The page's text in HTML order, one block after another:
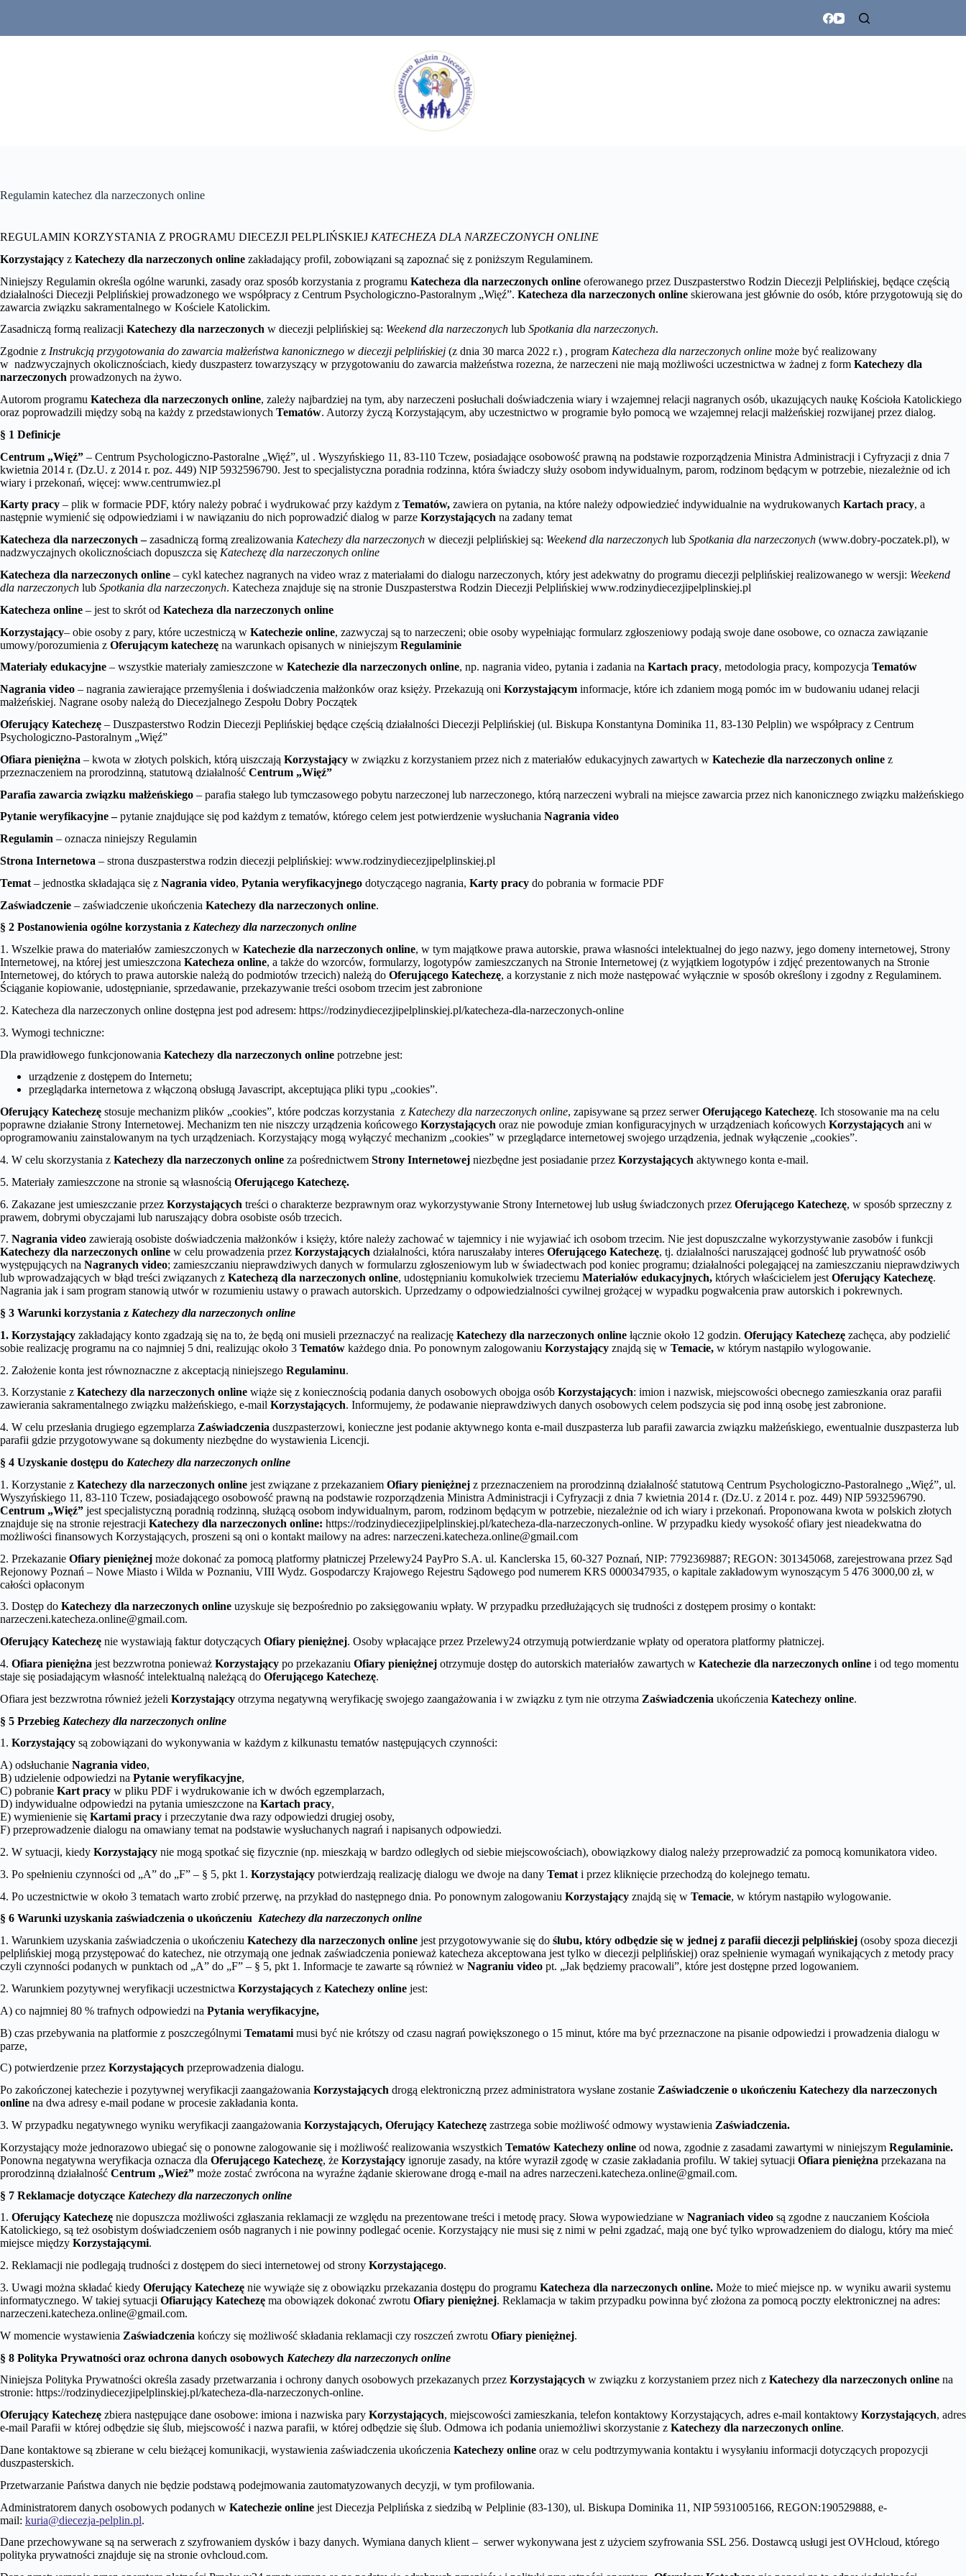
Regulamin katechez dla narzeczonych online
REGULAMIN KORZYSTANIA Z PROGRAMU DIECEZJI PELPLIŃSKIEJ KATECHEZA DLA NARZECZONYCH ONLINE
Korzystający z Katechezy dla narzeczonych online zakładający profil, zobowiązani są zapoznać się z poniższym Regulaminem.
Niniejszy Regulamin określa ogólne warunki, zasady oraz sposób korzystania z programu Katecheza dla narzeczonych online oferowanego przez Duszpasterstwo Rodzin Diecezji Pelplińskiej, będące częścią
działalności Diecezji Pelplińskiej prowadzonego we współpracy z Centrum Psychologiczno-Pastoralnym „Więź”. Katecheza dla narzeczonych online skierowana jest głównie do osób, które przygotowują się do
zawarcia związku sakramentalnego w Kościele Katolickim.
Zasadniczą formą realizacji Katechezy dla narzeczonych w diecezji pelplińskiej są: Weekend dla narzeczonych lub Spotkania dla narzeczonych.
Zgodnie z Instrukcją przygotowania do zawarcia małżeństwa kanonicznego w diecezji pelplińskiej (z dnia 30 marca 2022 r.) , program Katecheza dla narzeczonych online może być realizowany
w nadzwyczajnych okolicznościach, kiedy duszpasterz towarzyszący w przygotowaniu do zawarcia małżeństwa rozezna, że narzeczeni nie mają możliwości uczestnictwa w żadnej z form Katechezy dla
narzeczonych prowadzonych na żywo.
Autorom programu Katecheza dla narzeczonych online, zależy najbardziej na tym, aby narzeczeni posłuchali doświadczenia wiary i wzajemnej relacji nagranych osób, ukazujących naukę Kościoła Katolickiego
oraz poprowadzili między sobą na każdy z przedstawionych Tematów. Autorzy życzą Korzystającym, aby uczestnictwo w programie było pomocą we wzajemnej relacji małżeńskiej rozwijanej przez dialog.
§ 1 Definicje
Centrum „Więź” – Centrum Psychologiczno-Pastoralne „Więź”, ul . Wyszyńskiego 11, 83-110 Tczew, posiadające osobowość prawną na podstawie rozporządzenia Ministra Administracji i Cyfryzacji z dnia 7
kwietnia 2014 r. (Dz.U. z 2014 r. poz. 449) NIP 5932596790. Jest to specjalistyczna poradnia rodzinna, która świadczy służy osobom indywidualnym, parom, rodzinom będącym w potrzebie, niezależnie od ich
wiary i przekonań, więcej: www.centrumwiez.pl
Karty pracy – plik w formacie PDF, który należy pobrać i wydrukować przy każdym z Tematów, zawiera on pytania, na które należy odpowiedzieć indywidualnie na wydrukowanych Kartach pracy, a
następnie wymienić się odpowiedziami i w nawiązaniu do nich poprowadzić dialog w parze Korzystających na zadany temat
Katecheza dla narzeczonych –zasadniczą formą zrealizowania Katechezy dla narzeczonych w diecezji pelplińskiej są: Weekend dla narzeczonych lub Spotkania dla narzeczonych (www.dobry-poczatek.pl), w
nadzwyczajnych okolicznościach dopuszcza się Katechezę dla narzeczonych online
Katecheza dla narzeczonych online – cykl katechez nagranych na video wraz z materiałami do dialogu narzeczonych, który jest adekwatny do programu diecezji pelplińskiej realizowanego w wersji: Weekend
dla narzeczonych lub Spotkania dla narzeczonych. Katecheza znajduje się na stronie Duszpasterstwa Rodzin Diecezji Pelplińskiej www.rodzinydiecezjipelplinskiej.pl
Katecheza online – jest to skrót od Katecheza dla narzeczonych online
Korzystający– obie osoby z pary, które uczestniczą w Katechezie online, zazwyczaj są to narzeczeni; obie osoby wypełniając formularz zgłoszeniowy podają swoje dane osobowe, co oznacza zawiązanie
umowy/porozumienia z Oferującym katechezę na warunkach opisanych w niniejszym Regulaminie
Materiały edukacyjne – wszystkie materiały zamieszczone w Katechezie dla narzeczonych online, np. nagrania video, pytania i zadania na Kartach pracy, metodologia pracy, kompozycja Tematów
Nagrania video – nagrania zawierające przemyślenia i doświadczenia małżonków oraz księży. Przekazują oni Korzystającym informacje, które ich zdaniem mogą pomóc im w budowaniu udanej relacji
małżeńskiej. Nagrane osoby należą do Diecezjalnego Zespołu Dobry Początek
Oferujący Katechezę – Duszpasterstwo Rodzin Diecezji Peplińskiej będące częścią działalności Diecezji Pelplińskiej (ul. Biskupa Konstantyna Dominika 11, 83-130 Pelplin) we współpracy z Centrum
Psychologiczno-Pastoralnym „Więź”
Ofiara pieniężna – kwota w złotych polskich, którą uiszczają Korzystający w związku z korzystaniem przez nich z materiałów edukacyjnych zawartych w Katechezie dla narzeczonych online z
przeznaczeniem na prorodzinną, statutową działalność Centrum „Więź”
Parafia zawarcia związku małżeńskiego – parafia stałego lub tymczasowego pobytu narzeczonej lub narzeczonego, którą narzeczeni wybrali na miejsce zawarcia przez nich kanonicznego związku małżeńskiego
Pytanie weryfikacyjne –pytanie znajdujące się pod każdym z tematów, którego celem jest potwierdzenie wysłuchania Nagrania video
Regulamin – oznacza niniejszy Regulamin
Strona Internetowa – strona duszpasterstwa rodzin diecezji pelplińskiej: www.rodzinydiecezjipelplinskiej.pl
Temat – jednostka składająca się z Nagrania video, Pytania weryfikacyjnego dotyczącego nagrania, Karty pracy do pobrania w formacie PDF
Zaświadczenie – zaświadczenie ukończenia Katechezy dla narzeczonych online.
§ 2 Postanowienia ogólne korzystania z Katechezy dla narzeczonych online
1. Wszelkie prawa do materiałów zamieszczonych w Katechezie dla narzeczonych online, w tym majątkowe prawa autorskie, prawa własności intelektualnej do jego nazwy, jego domeny internetowej, Strony
Internetowej, na której jest umieszczona Katecheza online, a także do wzorców, formularzy, logotypów zamieszczanych na Stronie Internetowej (z wyjątkiem logotypów i zdjęć prezentowanych na Stronie
Internetowej, do których to prawa autorskie należą do podmiotów trzecich) należą do Oferującego Katechezę, a korzystanie z nich może następować wyłącznie w sposób określony i zgodny z Regulaminem.
Ściąganie kopiowanie, udostępnianie, sprzedawanie, przekazywanie treści osobom trzecim jest zabronione
2. Katecheza dla narzeczonych online dostępna jest pod adresem: https://rodzinydiecezjipelplinskiej.pl/katecheza-dla-narzeczonych-online
3. Wymogi techniczne:
Dla prawidłowego funkcjonowania Katechezy dla narzeczonych online potrzebne jest:
urządzenie z dostępem do Internetu;
przeglądarka internetowa z włączoną obsługą Javascript, akceptująca pliki typu „cookies”.
Oferujący Katechezę stosuje mechanizm plików „cookies”, które podczas korzystania z Katechezy dla narzeczonych online, zapisywane są przez serwerOferującego Katechezę. Ich stosowanie ma na celu
poprawne działanie Strony Internetowej. Mechanizm ten nie niszczy urządzenia końcowego Korzystających oraz nie powoduje zmian konfiguracyjnych w urządzeniach końcowych Korzystających ani w
oprogramowaniu zainstalowanym na tych urządzeniach. Korzystający mogą wyłączyć mechanizm „cookies” w przeglądarce internetowej swojego urządzenia, jednak wyłączenie „cookies”.
4. W celu skorzystania z Katechezy dla narzeczonych online za pośrednictwem Strony Internetowej niezbędne jest posiadanie przez Korzystających aktywnego konta e-mail.
5. Materiały zamieszczone na stronie są własnością Oferującego Katechezę.
6. Zakazane jest umieszczanie przez Korzystających treści o charakterze bezprawnym oraz wykorzystywanie Strony Internetowej lub usług świadczonych przez Oferującego Katechezę, w sposób sprzeczny z
prawem, dobrymi obyczajami lub naruszający dobra osobiste osób trzecich.
7. Nagrania video zawierają osobiste doświadczenia małżonków i księży, które należy zachować w tajemnicy i nie wyjawiać ich osobom trzecim. Nie jest dopuszczalne wykorzystywanie zasobów i funkcji
Katechezy dla narzeczonych online w celu prowadzenia przez Korzystających działalności, która naruszałaby interes Oferującego Katechezę, tj. działalności naruszającej godność lub prywatność osób
występujących na Nagranych video; zamieszczaniu nieprawdziwych danych w formularzu zgłoszeniowym lub w świadectwach pod koniec programu; działalności polegającej na zamieszczaniu nieprawdziwych
lub wprowadzających w błąd treści związanych z Katechezą dla narzeczonych online, udostępnianiu komukolwiek trzeciemu Materiałów edukacyjnych, których właścicielem jest Oferujący Katechezę.
Nagrania jak i sam program stanowią utwór w rozumieniu ustawy o prawach autorskich. Uprzedzamy o odpowiedzialności cywilnej grożącej w wypadku pogwałcenia praw autorskich i pokrewnych.
§ 3 Warunki korzystania z Katechezy dla narzeczonych online
1. Korzystający zakładający konto zgadzają się na to, że będą oni musieli przeznaczyć na realizację Katechezy dla narzeczonych online łącznie około 12 godzin. Oferujący Katechezę zachęca, aby podzielić
sobie realizację programu na co najmniej 5 dni, realizując około 3 Tematów każdego dnia. Po ponownym zalogowaniu Korzystający znajdą się w Temacie, w którym nastąpiło wylogowanie.
2. Założenie konta jest równoznaczne z akceptacją niniejszego Regulaminu.
3. Korzystanie z Katechezy dla narzeczonych online wiąże się z koniecznością podania danych osobowych obojga osób Korzystających: imion i nazwisk, miejscowości obecnego zamieszkania oraz parafii
zawierania sakramentalnego związku małżeńskiego, e-mail Korzystających. Informujemy, że podawanie nieprawdziwych danych osobowych celem podszycia się pod inną osobę jest zabronione.
4. W celu przesłania drugiego egzemplarza Zaświadczenia duszpasterzowi, konieczne jest podanie aktywnego konta e-mail duszpasterza lub parafii zawarcia związku małżeńskiego, ewentualnie duszpasterza lub
parafii gdzie przygotowywane są dokumenty niezbędne do wystawienia Licencji.
§ 4 Uzyskanie dostępu do Katechezy dla narzeczonych online
1. Korzystanie z Katechezy dla narzeczonych online jest związane z przekazaniem Ofiary pieniężnej z przeznaczeniem na prorodzinną działalność statutową Centrum Psychologiczno-Pastoralnego „Więź”, ul.
Wyszyńskiego 11, 83-110 Tczew, posiadającego osobowość prawną na podstawie rozporządzenia Ministra Administracji i Cyfryzacji z dnia 7 kwietnia 2014 r. (Dz.U. z 2014 r. poz. 449) NIP 5932596790.
Centrum „Więź” jest specjalistyczną poradnią rodzinną, służącą osobom indywidualnym, parom, rodzinom będącym w potrzebie, niezależnie od ich wiary i przekonań. Proponowana kwota w polskich złotych
znajduje się na stronie rejestracji Katechezy dla narzeczonych online: https://rodzinydiecezjipelplinskiej.pl/katecheza-dla-narzeczonych-online. W przypadku kiedy wysokość ofiary jest nieadekwatna do
możliwości finansowych Korzystających, proszeni są oni o kontakt mailowy na adres: narzeczeni.katecheza.online@gmail.com
2. Przekazanie Ofiary pieniężnej może dokonać za pomocą platformy płatniczej Przelewy24 PayPro S.A. ul. Kanclerska 15, 60-327 Poznań, NIP: 7792369887; REGON: 301345068, zarejestrowana przez Sąd
Rejonowy Poznań – Nowe Miasto i Wilda w Poznaniu, VIII Wydz. Gospodarczy Krajowego Rejestru Sądowego pod numerem KRS 0000347935, o kapitale zakładowym wynoszącym 5 476 3000,00 zł, w
całości opłaconym
3. Dostęp do Katechezy dla narzeczonych online uzyskuje się bezpośrednio po zaksięgowaniu wpłaty. W przypadku przedłużających się trudności z dostępem prosimy o kontakt:
narzeczeni.katecheza.online@gmail.com.
Oferujący Katechezę nie wystawiają faktur dotyczących Ofiary pieniężnej. Osoby wpłacające przez Przelewy24 otrzymują potwierdzanie wpłaty od operatora platformy płatniczej.
4. Ofiara pieniężna jest bezzwrotna ponieważ Korzystający po przekazaniu Ofiary pieniężnej otrzymuje dostęp do autorskich materiałów zawartych w Katechezie dla narzeczonych online i od tego momentu
staje się posiadającym własność intelektualną należącą do Oferującego Katechezę.
Ofiara jest bezzwrotna również jeżeli Korzystający otrzyma negatywną weryfikację swojego zaangażowania i w związku z tym nie otrzyma Zaświadczenia ukończenia Katechezy online.
§ 5 Przebieg Katechezy dla narzeczonych online
1. Korzystający są zobowiązani do wykonywania w każdym z kilkunastu tematów następujących czynności:
A) odsłuchanie Nagrania video,
B) udzielenie odpowiedzi na Pytanie weryfikacyjne,
C) pobranie Kart pracy w pliku PDF i wydrukowanie ich w dwóch egzemplarzach,
D) indywidualne odpowiedzi na pytania umieszczone na Kartach pracy,
E) wymienienie się Kartami pracy i przeczytanie dwa razy odpowiedzi drugiej osoby,
F) przeprowadzenie dialogu na omawiany temat na podstawie wysłuchanych nagrań i napisanych odpowiedzi.
2. W sytuacji, kiedy Korzystający nie mogą spotkać się fizycznie (np. mieszkają w bardzo odległych od siebie miejscowościach), obowiązkowy dialog należy przeprowadzić za pomocą komunikatora video.
3. Po spełnieniu czynności od „A” do „F” – § 5, pkt 1. Korzystający potwierdzają realizację dialogu we dwoje na dany Temat i przez kliknięcie przechodzą do kolejnego tematu.
4. Po uczestnictwie w około 3 tematach warto zrobić przerwę, na przykład do następnego dnia. Po ponownym zalogowaniu Korzystający znajdą się w Temacie, w którym nastąpiło wylogowanie.
§ 6 Warunki uzyskania zaświadczenia o ukończeniu Katechezy dla narzeczonych online
1. Warunkiem uzyskania zaświadczenia o ukończeniu Katechezy dla narzeczonych online jest przygotowywanie się do ślubu, który odbędzie się w jednej z parafii diecezji pelplińskiej (osoby spoza diecezji
pelplińskiej mogą przystępować do katechez, nie otrzymają one jednak zaświadczenia ponieważ katecheza akceptowana jest tylko w diecezji pelplińskiej) oraz spełnienie wymagań wynikających z metody pracy
czyli czynności podanych w punktach od „A” do „F” – § 5, pkt 1. Informacje te zawarte są również w Nagraniu video pt. „Jak będziemy pracowali”, które jest dostępne przed logowaniem.
2. Warunkiem pozytywnej weryfikacji uczestnictwa Korzystających z Katechezy online jest:
A) co najmniej 80 % trafnych odpowiedzi na Pytania weryfikacyjne,
B) czas przebywania na platformie z poszczególnymi Tematami musi być nie krótszy od czasu nagrań powiększonego o 15 minut, które ma być przeznaczone na pisanie odpowiedzi i prowadzenia dialogu w
parze,
C) potwierdzenie przez Korzystających przeprowadzenia dialogu.
Po zakończonej katechezie i pozytywnej weryfikacji zaangażowania Korzystających drogą elektroniczną przez administratora wysłane zostanie Zaświadczenie o ukończeniu Katechezy dla narzeczonych
online na dwa adresy e-mail podane w procesie zakładania konta.
3. W przypadku negatywnego wyniku weryfikacji zaangażowania Korzystających, Oferujący Katechezę zastrzega sobie możliwość odmowy wystawienia Zaświadczenia.
Korzystający może jednorazowo ubiegać się o ponowne zalogowanie się i możliwość realizowania wszystkich Tematów Katechezy online od nowa, zgodnie z zasadami zawartymi w niniejszym Regulaminie.
Ponowna negatywna weryfikacja oznacza dla Oferującego Katechezę, że Korzystający ignoruje zasady, na które wyraził zgodę w czasie zakładania profilu. W takiej sytuacji Ofiara pieniężna przekazana na
prorodzinną działalność Centrum „Wieź” może zostać zwrócona na wyraźne żądanie skierowane drogą e-mail na adres narzeczeni.katecheza.online@gmail.com.
§ 7 Reklamacje dotyczące Katechezy dla narzeczonych online
1. Oferujący Katechezę nie dopuszcza możliwości zgłaszania reklamacji ze względu na prezentowane treści i metodę pracy. Słowa wypowiedziane w Nagraniach video są zgodne z nauczaniem Kościoła
Katolickiego, są też osobistym doświadczeniem osób nagranych i nie powinny podlegać ocenie. Korzystający nie musi się z nimi w pełni zgadzać, mają one być tylko wprowadzeniem do dialogu, który ma mieć
miejsce między Korzystającymi.
2. Reklamacji nie podlegają trudności z dostępem do sieci internetowej od strony Korzystającego.
3. Uwagi można składać kiedy Oferujący Katechezę nie wywiąże się z obowiązku przekazania dostępu do programu Katecheza dla narzeczonych online. Może to mieć miejsce np. w wyniku awarii systemu
informatycznego. W takiej sytuacji Ofiarujący Katechezę ma obowiązek dokonać zwrotu Ofiary pieniężnej. Reklamacja w takim przypadku powinna być złożona za pomocą poczty elektronicznej na adres:
narzeczeni.katecheza.online@gmail.com.
W momencie wystawienia Zaświadczenia kończy się możliwość składania reklamacji czy roszczeń zwrotu Ofiary pieniężnej.
§ 8 Polityka Prywatności oraz ochrona danych osobowych Katechezy dla narzeczonych online
Niniejsza Polityka Prywatności określa zasady przetwarzania i ochrony danych osobowych przekazanych przez Korzystających w związku z korzystaniem przez nich z Katechezy dla narzeczonych online na
stronie: https://rodzinydiecezjipelplinskiej.pl/katecheza-dla-narzeczonych-online.
Oferujący Katechezę zbiera następujące dane osobowe: imiona i nazwiska pary Korzystających, miejscowości zamieszkania, telefon kontaktowy Korzystających, adres e-mail kontaktowy Korzystających, adres
e-mail Parafii w której odbędzie się ślub, miejscowość i nazwa parafii, w której odbędzie się ślub. Odmowa ich podania uniemożliwi skorzystanie z Katechezy dla narzeczonych online.
Dane kontaktowe są zbierane w celu bieżącej komunikacji, wystawienia zaświadczenia ukończenia Katechezy online oraz w celu podtrzymywania kontaktu i wysyłaniu informacji dotyczących propozycji
duszpasterskich.
Przetwarzanie Państwa danych nie będzie podstawą podejmowania zautomatyzowanych decyzji, w tym profilowania.
Administratorem danych osobowych podanych w Katechezie online jest Diecezja Pelplińska z siedzibą w Pelplinie (83-130), ul. Biskupa Dominika 11, NIP 5931005166, REGON:190529888, e-
mail: kuria@diecezja-pelplin.pl.
Dane przechowywane są na serwerach z szyfrowaniem dysków i bazy danych. Wymiana danych klient – serwer wykonywana jest z użyciem szyfrowania SSL 256. Dostawcą usługi jest OVHcloud, którego
polityka prywatności znajduje się na stronie ovhcloud.com.